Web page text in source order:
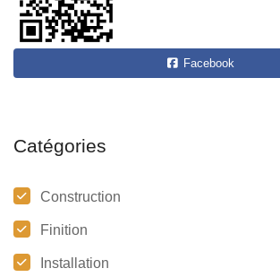
Facebook
Catégories
Construction
Finition
Installation